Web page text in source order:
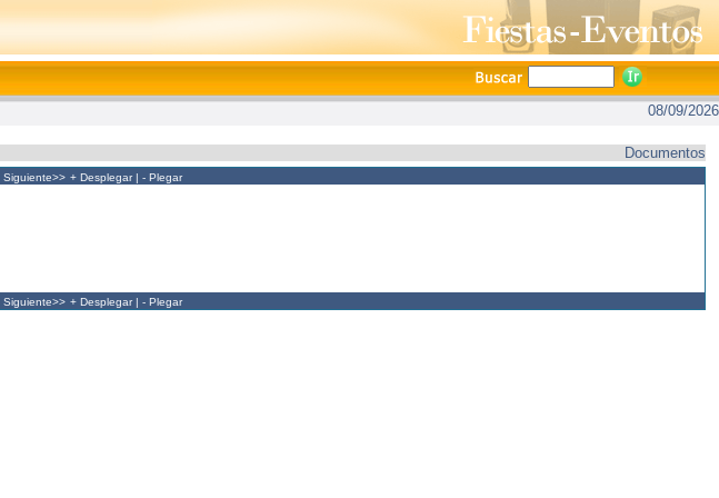
08/09/2026
Documentos
Siguiente>> + Desplegar| - Plegar
Siguiente>> + Desplegar| - Plegar